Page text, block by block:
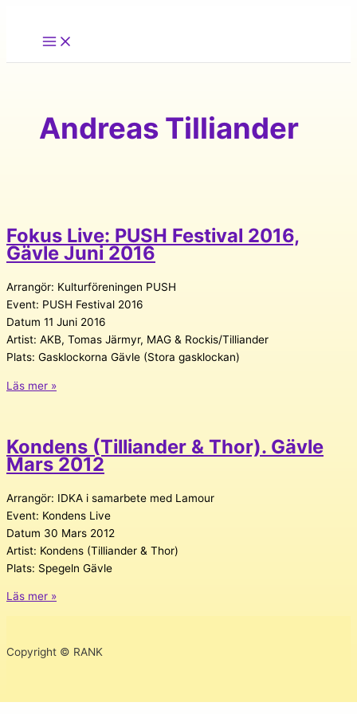
innehåll
Andreas Tilliander
Fokus Live: PUSH Festival 2016,
Gävle Juni 2016
Arrangör: Kulturföreningen PUSH
Event: PUSH Festival 2016
Datum 11 Juni 2016
Artist: AKB, Tomas Järmyr, MAG & Rockis/Tilliander
Plats: Gasklockorna Gävle (Stora gasklockan)
Fokus
Festival
2016,
Gävle
Läs mer »
Kondens (Tilliander & Thor). Gävle
Mars 2012
Arrangör: IDKA i samarbete med Lamour
Event: Kondens Live
Datum 30 Mars 2012
Artist: Kondens (Tilliander & Thor)
Plats: Spegeln Gävle
Kondens
Thor).
2012
Läs mer »
Copyright © RANK